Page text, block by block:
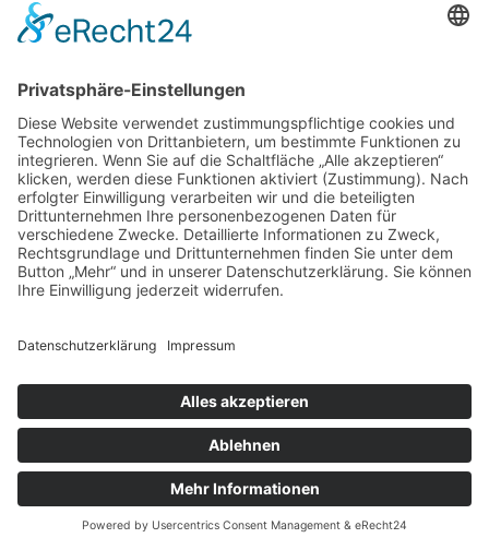
Anfragen (Art. 6 Abs. 1 lit. f DSGVO) oder auf Ihrer
abgefragt wurde; die Einwilligung ist jederzeit
widerrufbar.
Die von Ihnen an uns per Kontaktanfragen
übersandten Daten verbleiben bei uns, bis Sie uns zur
Löschung auffordern, Ihre Einwilligung zur Speicherung
widerrufen oder der Zweck für die Datenspeicherung
entfällt (z. B. nach abgeschlossener Bearbeitung Ihres
Anliegens). Zwingende gesetzliche Bestimmungen –
insbesondere gesetzliche Aufbewahrungsfristen –
5. Analyse-Tools und
Werbung
Google Analytics
Diese Website nutzt Funktionen des
Webanalysedienstes Google Analytics. Anbieter ist die
Google Ireland Limited („Google“), Gordon House,